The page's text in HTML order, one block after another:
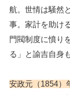
航。世情は騒然
事。家計を助け
門閥制度に憤り
る」と諭吉自身
安政元（1854）